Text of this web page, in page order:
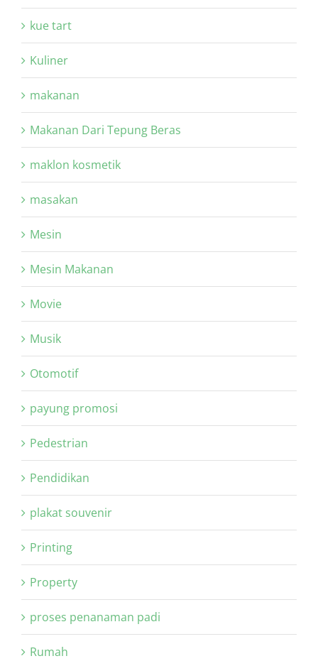
kue tart
Kuliner
makanan
Makanan Dari Tepung Beras
maklon kosmetik
masakan
Mesin
Mesin Makanan
Movie
Musik
Otomotif
payung promosi
Pedestrian
Pendidikan
plakat souvenir
Printing
Property
proses penanaman padi
Rumah